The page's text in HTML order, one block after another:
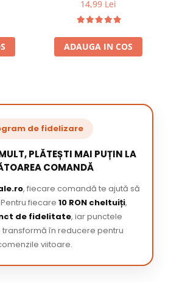
14,99 Lei
ADAUGA IN COS
de fidelizare
PLĂTEȘTI MAI PUȚIN LA
COMANDĂ
, fiecare comandă te ajută să
fiecare 10 RON cheltuiți,
de fidelitate, iar punctele
în reducere pentru
viitoare.